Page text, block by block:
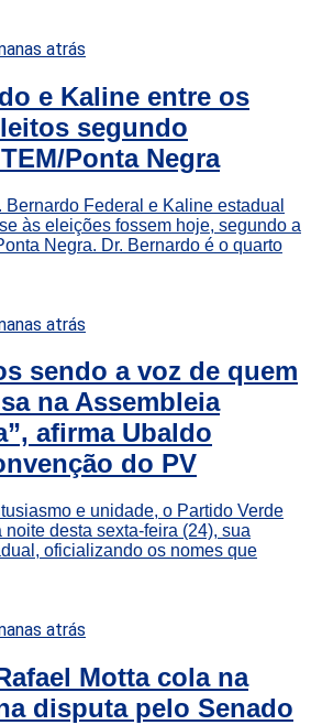
atrás
e Kaline entre os
segundo
Ponta Negra
Bernardo Federal e Kaline estadual
às eleições fossem hoje, segundo a
Negra. Dr. Bernardo é o quarto
atrás
sendo a voz de quem
na Assembleia
afirma Ubaldo
do PV
e unidade, o Partido Verde
noite desta sexta-feira (24), sua
oficializando os nomes que
atrás
Motta cola na
disputa pelo Senado